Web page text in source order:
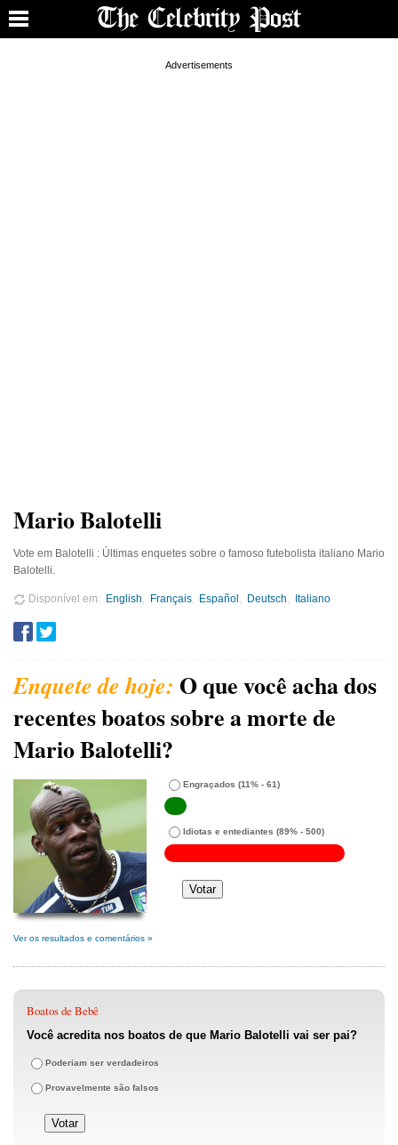
Mario Balotelli
Vote em Balotelli : Últimas enquetes sobre o famoso futebolista italiano Mario
Balotelli.
Disponível em English Français Español Deutsch Italiano
O que você acha dos
recentes boatos sobre a morte de
Mario Balotelli?
Engraçados (11% - 61)
Idiotas e entediantes (89% - 500)
Ver os resultados e comentários »
Boatos de Bebê
Você acredita nos boatos de que Mario Balotelli vai ser pai?
Poderiam ser verdadeiros
Provavelmente são falsos